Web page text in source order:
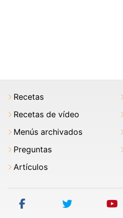
Recetas
Recetas de vídeo
Menús archivados
Preguntas
Artículos
facebook twitter